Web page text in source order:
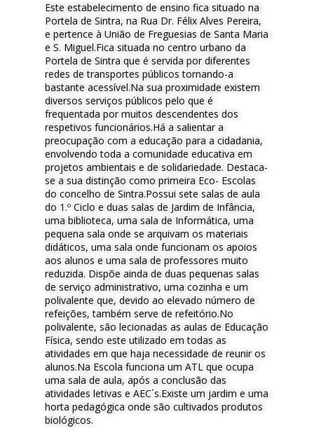
Este estabelecimento de ensino fica situado na
Portela de Sintra, na Rua Dr. Félix Alves Pereira,
e pertence à União de Freguesias de Santa Maria
e S. Miguel.Fica situada no centro urbano da
Portela de Sintra que é servida por diferentes
redes de transportes públicos tornando-a
bastante acessível.Na sua proximidade existem
diversos serviços públicos pelo que é
frequentada por muitos descendentes dos
respetivos funcionários.Há a salientar a
preocupação com a educação para a cidadania,
envolvendo toda a comunidade educativa em
projetos ambientais e de solidariedade. Destaca-
se a sua distinção como primeira Eco- Escolas
do concelho de Sintra.Possui sete salas de aula
do 1.º Ciclo e duas salas de Jardim de Infância,
uma biblioteca, uma sala de Informática, uma
pequena sala onde se arquivam os materiais
didáticos, uma sala onde funcionam os apoios
aos alunos e uma sala de professores muito
reduzida. Dispõe ainda de duas pequenas salas
de serviço administrativo, uma cozinha e um
polivalente que, devido ao elevado número de
refeições, também serve de refeitório.No
polivalente, são lecionadas as aulas de Educação
Física, sendo este utilizado em todas as
atividades em que haja necessidade de reunir os
alunos.Na Escola funciona um ATL que ocupa
uma sala de aula, após a conclusão das
atividades letivas e AEC´s.Existe um jardim e uma
horta pedagógica onde são cultivados produtos
biológicos.